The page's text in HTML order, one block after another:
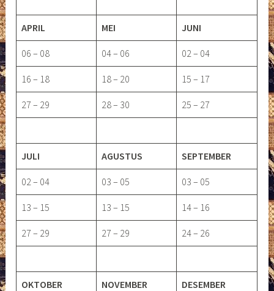
APRIL MEI JUNI
06 – 08 04 – 06 02 – 04
16 – 18 18 – 20 15 – 17
27 – 29 28 – 30 25 – 27
JULI AGUSTUS SEPTEMBER
02 – 04 03 – 05 03 – 05
13 – 15 13 – 15 14 – 16
27 – 29 27 – 29 24 – 26
OKTOBER NOVEMBER DESEMBER